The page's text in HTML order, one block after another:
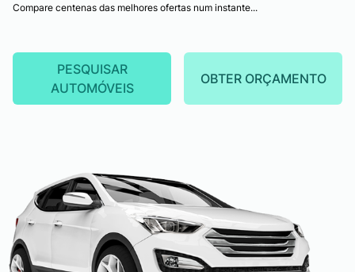
Compare centenas das melhores ofertas num instante...
PESQUISAR
AUTOMÓVEIS
OBTER ORÇAMENTO